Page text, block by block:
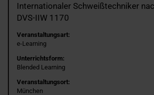
Internationaler Schweißtechniker
DVS-IIW 1170
Veranstaltungsart:
e-Learning
Unterrichtsform:
Blended Learning
Veranstaltungsort:
München